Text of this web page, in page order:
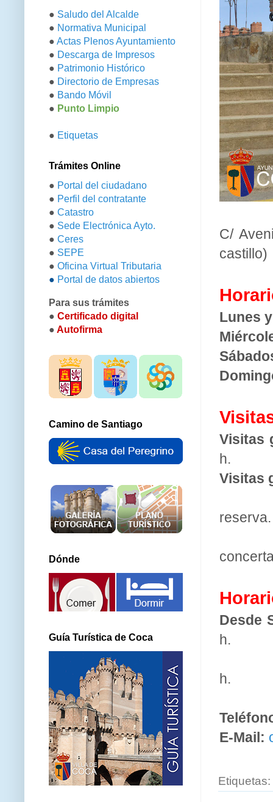
C/
castillo)
Lunes
Visitas
h.
Visitas
reserva.
Desde
h.
h.
E-Mail:
Etiquetas:
● Saludo del Alcalde
● Normativa Municipal
● Actas Plenos Ayuntamiento
● Descarga de Impresos
● Patrimonio Histórico
● Directorio de Empresas
● Bando Móvil
● Punto Limpio
● Etiquetas
Trámites Online
● Portal del ciudadano
● Perfil del contratante
● Catastro
● Sede Electrónica Ayto.
● Ceres
● SEPE
● Oficina Virtual Tributaria
● Portal de datos abiertos
Para sus trámites
● Certificado digital
● Autofirma
Camino de Santiago
Dónde
Guía Turística de Coca